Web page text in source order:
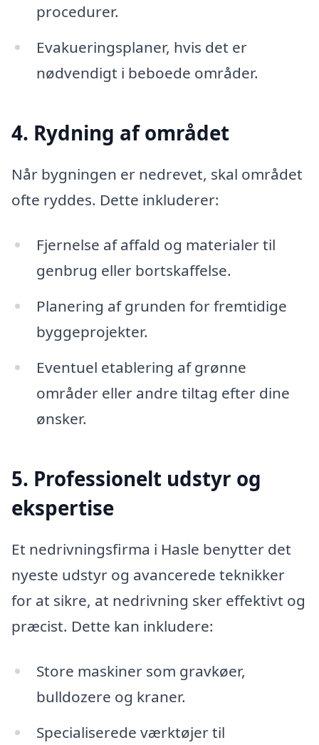
procedurer.
Evakueringsplaner, hvis det er
nødvendigt i beboede områder.
4. Rydning af området
Når bygningen er nedrevet, skal området
ofte ryddes. Dette inkluderer:
Fjernelse af affald og materialer til
genbrug eller bortskaffelse.
Planering af grunden for fremtidige
byggeprojekter.
Eventuel etablering af grønne
områder eller andre tiltag efter dine
ønsker.
5. Professionelt udstyr og
ekspertise
Et nedrivningsfirma i Hasle benytter det
nyeste udstyr og avancerede teknikker
for at sikre, at nedrivning sker effektivt og
præcist. Dette kan inkludere:
Store maskiner som gravkøer,
bulldozere og kraner.
Specialiserede værktøjer til